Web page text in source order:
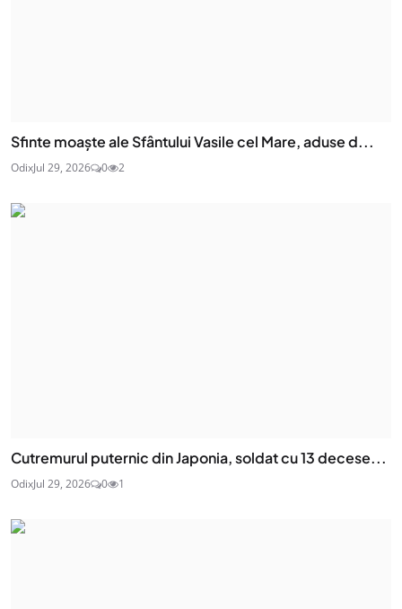
Sfinte moaşte ale Sfântului Vasile cel Mare, aduse d...
OdixJul 29, 2026 0 2
Cutremurul puternic din Japonia, soldat cu 13 decese...
OdixJul 29, 2026 0 1